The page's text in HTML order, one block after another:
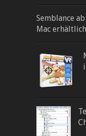
Semblance
Mac erhältlich